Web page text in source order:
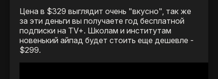
Цена в $329 выглядит очень "вкусно", так же
за эти деньги вы получаете год бесплатной
подписки на TV+. Школам и институтам
новенький айпад будет стоить еще дешевле -
$299.